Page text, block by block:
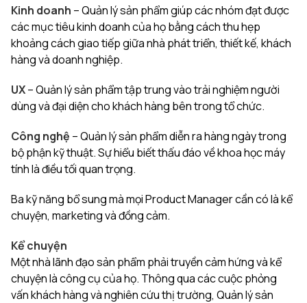
Kinh doanh – Quản lý sản phẩm giúp các nhóm đạt được
các mục tiêu kinh doanh của họ bằng cách thu hẹp
khoảng cách giao tiếp giữa nhà phát triển, thiết kế, khách
hàng và doanh nghiệp.
UX– Quản lý sản phẩm tập trung vào trải nghiệm người
dùng và đại diện cho khách hàng bên trong tổ chức.
Công nghệ – Quản lý sản phẩm diễn ra hàng ngày trong
bộ phận kỹ thuật. Sự hiểu biết thấu đáo về khoa học máy
tính là điều tối quan trọng.
Ba kỹ năng bổ sung mà mọi Product Manager cần có là kể
chuyện, marketing và đồng cảm.
Kể chuyện
Một nhà lãnh đạo sản phẩm phải truyền cảm hứng và kể
chuyện là công cụ của họ. Thông qua các cuộc phỏng
vấn khách hàng và nghiên cứu thị trường, Quản lý sản